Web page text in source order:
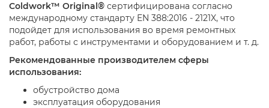
Coldwork™ Original® сертифицирована согласно
международному стандарту EN 388:2016 - 2121X, что
подойдет для использования во время ремонтных
работ, работы с инструментами и оборудованием и т. д.
Рекомендованные производителем сферы
использования:
обустройство дома
эксплуатация оборудования